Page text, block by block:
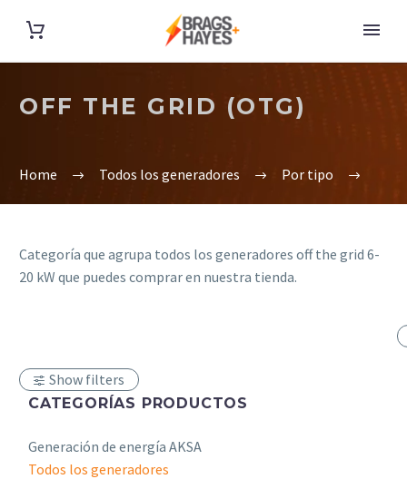
OFF THE GRID (OTG)
Home Todos los generadores Por tipo
Categoría que agrupa todos los generadores off the grid 6-
20 kW que puedes comprar en nuestra tienda.
Show filters
CATEGORÍAS PRODUCTOS
Generación de energía AKSA
Todos los generadores